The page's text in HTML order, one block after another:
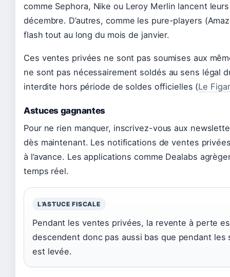
comme Sephora, Nike ou Leroy Merlin lancent
décembre. D’autres, comme les pure-players
flash tout au long du mois de janvier.
Ces ventes privées ne sont pas soumises aux
ne sont pas nécessairement soldés au sens légal
interdite hors période de soldes officielles (Le
Astuces gagnantes
Pour ne rien manquer, inscrivez-vous aux
dès maintenant. Les notifications de ventes
à l’avance. Les applications comme Dealabs
temps réel.
L’ASTUCE FISCALE
Pendant les ventes privées, la revente à perte
descendent donc pas aussi bas que pendant
est levée.